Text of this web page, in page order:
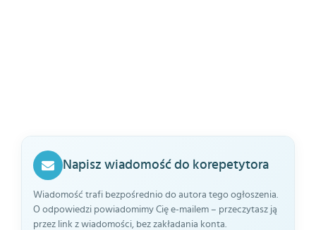
Napisz wiadomość do korepetytora
Wiadomość trafi bezpośrednio do autora tego ogłoszenia.
O odpowiedzi powiadomimy Cię e-mailem – przeczytasz ją
przez link z wiadomości, bez zakładania konta.